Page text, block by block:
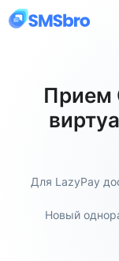
Прием
Для LazyPay
Новый